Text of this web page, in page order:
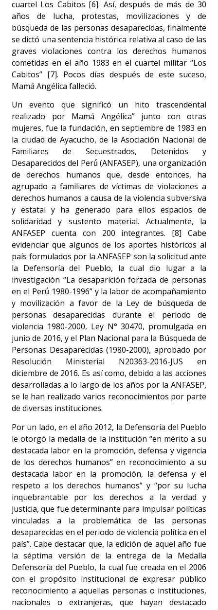
cuartel Los Cabitos [6]. Así, después de más de 30
años de lucha, protestas, movilizaciones y de
búsqueda de las personas desaparecidas, finalmente
se dictó una sentencia histórica relativa al caso de las
graves violaciones contra los derechos humanos
cometidas en el año 1983 en el cuartel militar “Los
Cabitos” [7]. Pocos días después de este suceso,
Mamá Angélica falleció.
Un evento que significó un hito trascendental
realizado por Mamá Angélica” junto con otras
mujeres, fue la fundación, en septiembre de 1983 en
la ciudad de Ayacucho, de la Asociación Nacional de
Familiares de Secuestrados, Detenidos y
Desaparecidos del Perú́ (ANFASEP), una organización
de derechos humanos que, desde entonces, ha
agrupado a familiares de víctimas de violaciones a
derechos humanos a causa de la violencia subversiva
y estatal y ha generado para ellos espacios de
solidaridad y sustento material. Actualmente, la
ANFASEP cuenta con 200 integrantes. [8] Cabe
evidenciar que algunos de los aportes históricos al
país formulados por la ANFASEP son la solicitud ante
la Defensoría del Pueblo, la cual dio lugar a la
investigación “La desaparición forzada de personas
en el Perú́ 1980-1996” y la labor de acompañamiento
y movilización a favor de la Ley de búsqueda de
personas desaparecidas durante el periodo de
violencia 1980-2000, Ley N° 30470, promulgada en
junio de 2016, y el Plan Nacional para la Búsqueda de
Personas Desaparecidas (1980-2000), aprobado por
Resolución Ministerial N20363-2016-JUS en
diciembre de 2016. Es así como, debido a las acciones
desarrolladas a lo largo de los años por la ANFASEP,
se le han realizado varios reconocimientos por parte
de diversas instituciones.
Por un lado, en el año 2012, la Defensoría del Pueblo
le otorgó la medalla de la institución “en mérito a su
destacada labor en la promoción, defensa y vigencia
de los derechos humanos” en reconocimiento a su
destacada labor en la promoción, la defensa y el
respeto a los derechos humanos” y “por su lucha
inquebrantable por los derechos a la verdad y
justicia, que fue determinante para impulsar políticas
vinculadas a la problemática de las personas
desaparecidas en el periodo de violencia política en el
país”. Cabe destacar que, la edición de aquel año fue
la séptima versión de la entrega de la Medalla
Defensoría del Pueblo, la cual fue creada en el 2006
con el propósito institucional de expresar público
reconocimiento a aquellas personas o instituciones,
nacionales o extranjeras, que hayan destacado